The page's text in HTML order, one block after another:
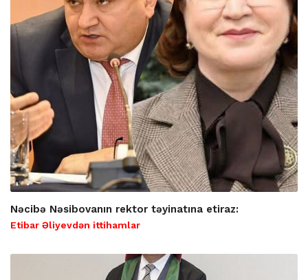
Nəcibə Nəsibovanın rektor təyinatına etiraz:
Etibar Əliyevdən ittihamlar